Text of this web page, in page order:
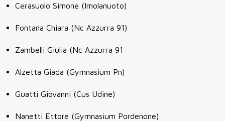
Cerasuolo Simone (Imolanuoto)
Fontana Chiara (Nc Azzurra 91)
Zambelli Giulia (Nc Azzurra 91
Alzetta Giada (Gymnasium Pn)
Guatti Giovanni (Cus Udine)
Nanetti Ettore (Gymnasium Pordenone)